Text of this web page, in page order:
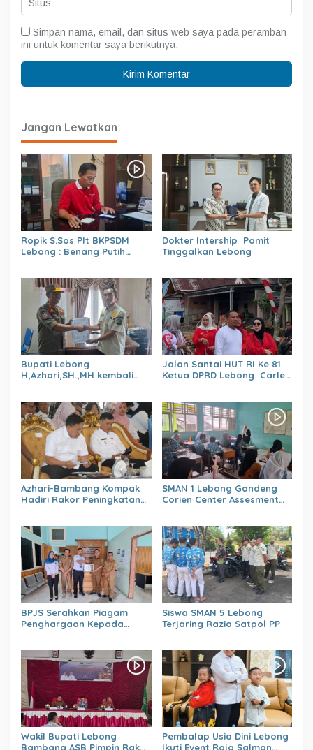
Simpan nama, email, dan situs web saya pada peramban
ini untuk komentar saya berikutnya.
Jangan Lewatkan
Ropik S.Sos Plt BKPSDM
Lebong : Benang Putih
BKPSDM
Dokter Intership Pamit
Tinggalkan Lebong
Bupati Lebong
H,Azhari,SH.,MH kembali
Jalan Santai HUT RI Ke 81
Ketua DPRD Lebong Carles
Azhari-Bambang Kompak
Hadiri Rakor Peningkatan
2026
SMAN 1 Lebong Gandeng
Corien Center Assesment
BPJS Serahkan Piagam
Penghargaan Kepada
Siswa SMAN 5 Lebong
Terjaring Razia Satpol PP
Wakil Bupati Lebong
Bambang ASB Pimpin Rakor
Pembalap Usia Dini Lebong
Ikuti Event Raja Salman